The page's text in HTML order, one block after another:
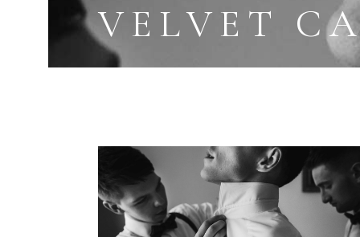
VELVET